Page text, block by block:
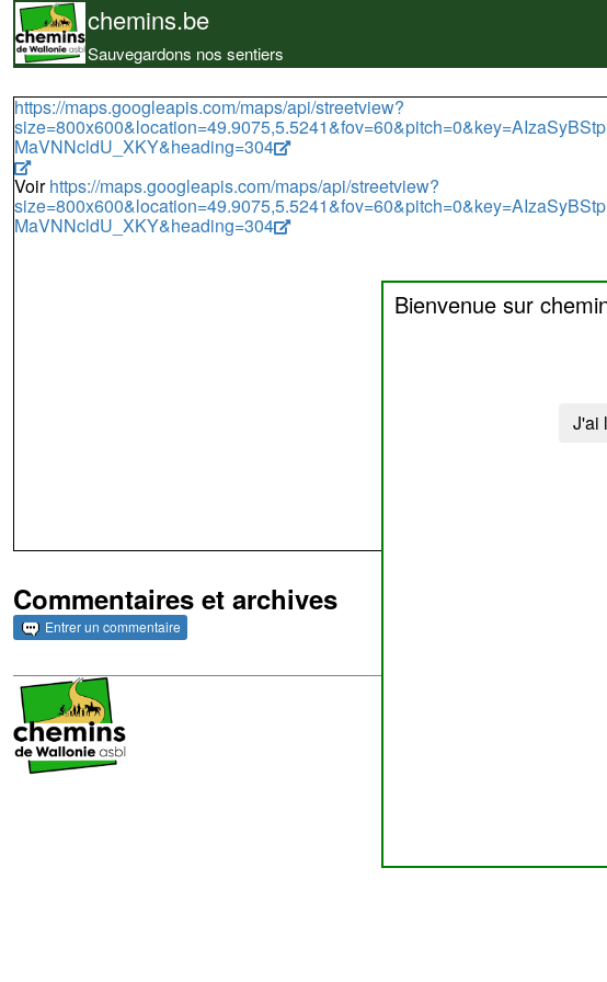
chemins.be
Sauvegardons nos sentiers
Bienvenue sur
J'ai
https://maps.googleapis.com/maps/api/streetview?
MaVNNcldU_XKY&heading=304
Voirhttps://maps.googleapis.com/maps/api/streetview?
MaVNNcldU_XKY&heading=304
Commentaires et archives
Entrer un commentaire